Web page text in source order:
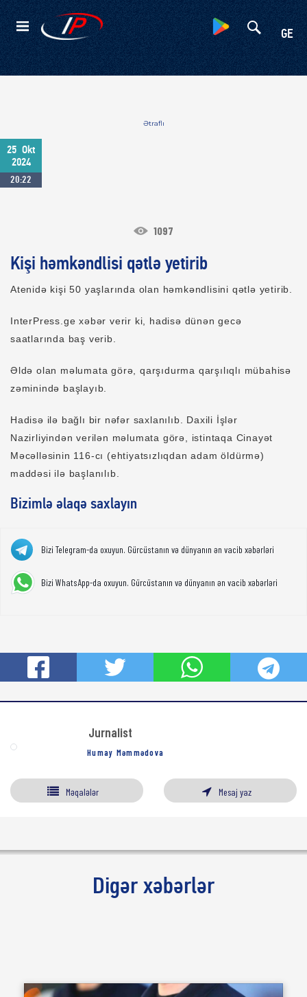
GE
Kateqoriyalar
Ətraflı
25 Okt
2024
20:22
1097
Kişi həmkəndlisi qətlə yetirib
Atenidə kişi 50 yaşlarında olan həmkəndlisini qətlə yetirib.
InterPress.ge xəbər verir ki, hadisə dünən gecə
saatlarında baş verib.
Əldə olan məlumata görə, qarşıdurma qarşılıqlı mübahisə
zəminində başlayıb.
Hadisə ilə bağlı bir nəfər saxlanılıb. Daxili İşlər
Nazirliyindən verilən məlumata görə, istintaqa Cinayət
Məcəlləsinin 116-cı (ehtiyatsızlıqdan adam öldürmə)
maddəsi ilə başlanılıb.
Bizimlə əlaqə saxlayın
Bizi Telegram-da oxuyun. Gürcüstanın və dünyanın ən vacib xəbərləri
Bizi WhatsApp-da oxuyun. Gürcüstanın və dünyanın ən vacib xəbərləri
Jurnalist
Humay Məmmədova
Məqalələr Mesaj yaz
Digər xəbərlər